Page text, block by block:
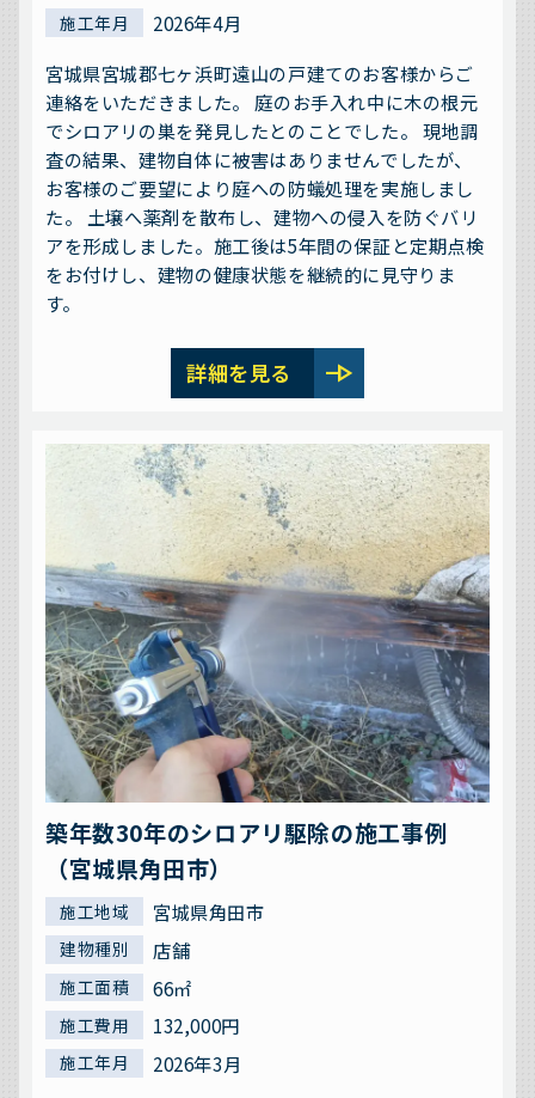
施工年月
2026年4月
宮城県宮城郡七ヶ浜町遠山の戸建てのお客様からご
連絡をいただきました。 庭のお手入れ中に木の根元
でシロアリの巣を発見したとのことでした。 現地調
査の結果、建物自体に被害はありませんでしたが、
お客様のご要望により庭への防蟻処理を実施しまし
た。 土壌へ薬剤を散布し、建物への侵入を防ぐバリ
アを形成しました。施工後は5年間の保証と定期点検
をお付けし、建物の健康状態を継続的に見守りま
す。
詳細を見る line_end_arrow
築年数30年のシロアリ駆除の施工事例
（宮城県角田市）
施工地域 宮城県角田市
建物種別 店舗
施工面積 66㎡
施工費用 132,000円
施工年月
2026年3月